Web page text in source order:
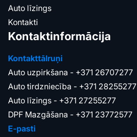
Auto līzings
Kontakti
Kontaktinformācija
Kontakttālruņi
Auto uzpirkšana - +371 26707277
Auto tirdzniecība - +371 28255277
Auto līzings - +371 27255277
DPF Mazgāšana - +371 23772577
E-pasti